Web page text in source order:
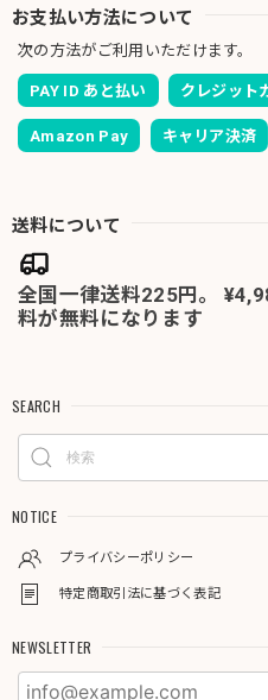
お支払い方法について
次の方法がご利用いただけます。
PAY ID あと払い クレジット
Amazon Pay キャリア決済
送料について
全国一律送料225円。
料が無料になります
SEARCH
NOTICE
プライバシーポリシー
特定商取引法に基づく表記
NEWSLETTER